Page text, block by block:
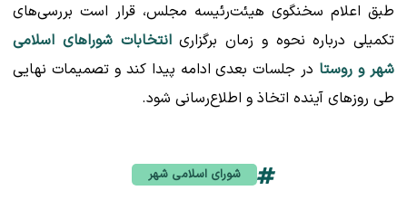
طبق اعلام سخنگوی هیئت‌رئیسه مجلس، قرار است بررسی‌های
تکمیلی درباره نحوه و زمان برگزاریانتخابات شوراهای اسلامی
شهر و روستا در جلسات بعدی ادامه پیدا کند و تصمیمات نهایی
طی روزهای آینده اتخاذ و اطلاع‌رسانی شود.
شورای اسلامی شهر